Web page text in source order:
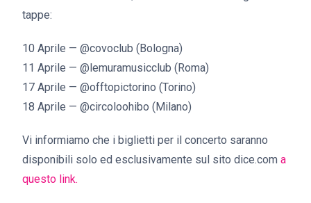
tappe:
10 Aprile — @covoclub (Bologna)
11 Aprile — @lemuramusicclub (Roma)
17 Aprile — @offtopictorino (Torino)
18 Aprile — @circoloohibo (Milano)
Vi informiamo che i biglietti per il concerto saranno
disponibili solo ed esclusivamente sul sito dice.com a
questo link.